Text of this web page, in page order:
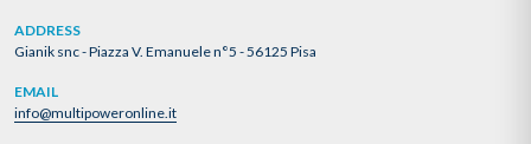
ADDRESS
Gianik snc - Piazza V. Emanuele n°5 - 56125 Pisa
EMAIL
info@multipoweronline.it